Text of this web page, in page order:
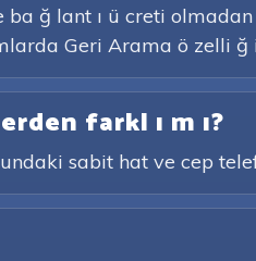
ğ lant ı ü creti
Geri Arama ö zelli
farkl ı m ı?
sabit hat ve cep